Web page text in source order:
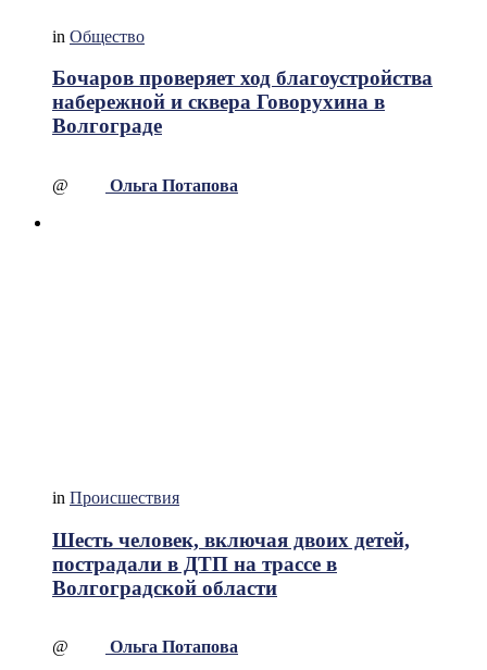
in Общество
Бочаров проверяет ход благоустройства
набережной и сквера Говорухина в
Волгограде
@ Ольга Потапова
in Происшествия
Шесть человек, включая двоих детей,
пострадали в ДТП на трассе в
Волгоградской области
@ Ольга Потапова